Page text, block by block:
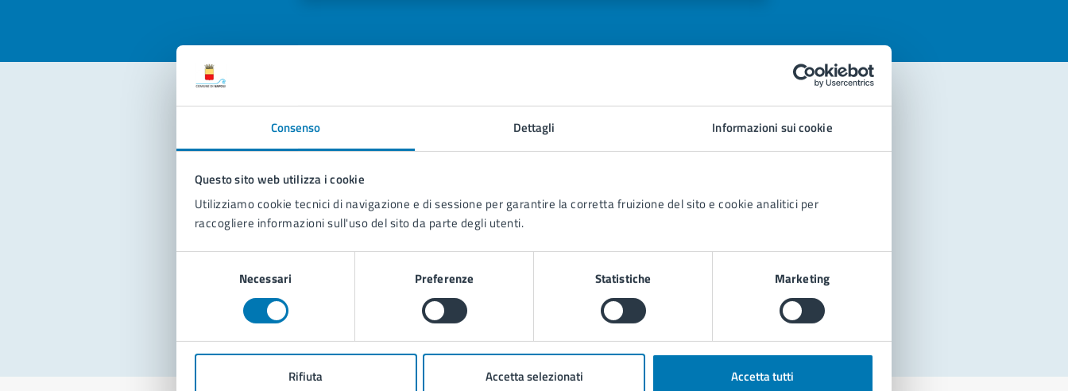
Consenso Dettagli Informazioni sui cookie
Questo sito web utilizza i cookie
Utilizziamo cookie tecnici di navigazione e di sessione per garantire la corretta fruizione del sito e cookie analitici per
raccogliere informazioni sull'uso del sito da parte degli utenti.
Necessari Preferenze Statistiche Marketing
Rifiuta Accetta selezionati Accetta tutti
Richiedi assistenza
Prenota appuntamento
Problemi in città
Segnala disservizio